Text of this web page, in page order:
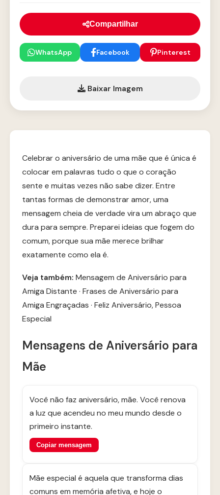
Compartilhar
WhatsApp Facebook Pinterest
Baixar Imagem
Celebrar o aniversário de uma mãe que é única é
colocar em palavras tudo o que o coração
sente e muitas vezes não sabe dizer. Entre
tantas formas de demonstrar amor, uma
mensagem cheia de verdade vira um abraço que
dura para sempre. Preparei ideias que fogem do
comum, porque sua mãe merece brilhar
exatamente como ela é.
Veja também: Mensagem de Aniversário para
Amiga Distante · Frases de Aniversário para
Amiga Engraçadas · Feliz Aniversário, Pessoa
Especial
Mensagens de Aniversário para
Mãe
Você não faz aniversário, mãe. Você renova
a luz que acendeu no meu mundo desde o
primeiro instante.
Copiar mensagem
Mãe especial é aquela que transforma dias
comuns em memória afetiva, e hoje o